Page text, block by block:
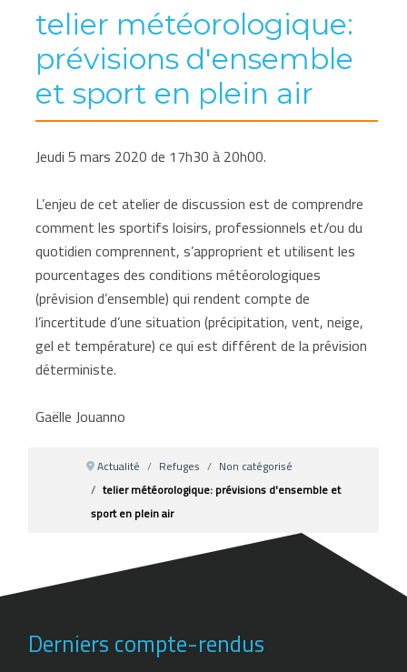
telier météorologique:
prévisions d'ensemble
et sport en plein air
Jeudi 5 mars 2020 de 17h30 à 20h00.
L’enjeu de cet atelier de discussion est de comprendre
comment les sportifs loisirs, professionnels et/ou du
quotidien comprennent, s’approprient et utilisent les
pourcentages des conditions météorologiques
(prévision d’ensemble) qui rendent compte de
l’incertitude d’une situation (précipitation, vent, neige,
gel et température) ce qui est différent de la prévision
déterministe.
Gaëlle Jouanno
Actualité Refuges
Non catégorisé
telier météorologique: prévisions d'ensemble et
sport en plein air
Derniers compte-rendus